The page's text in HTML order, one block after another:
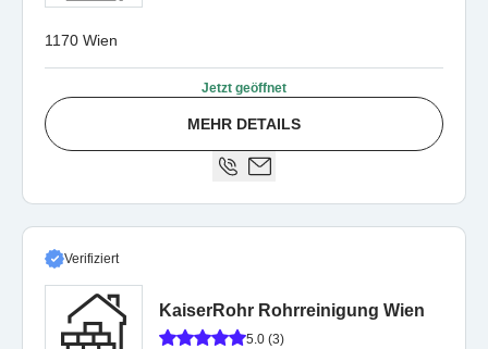
1170 Wien
Jetzt geöffnet
MEHR DETAILS
Verifiziert
KaiserRohr Rohrreinigung Wien
5.0 (3)